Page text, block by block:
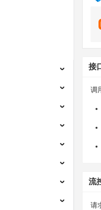
接
调
流
请